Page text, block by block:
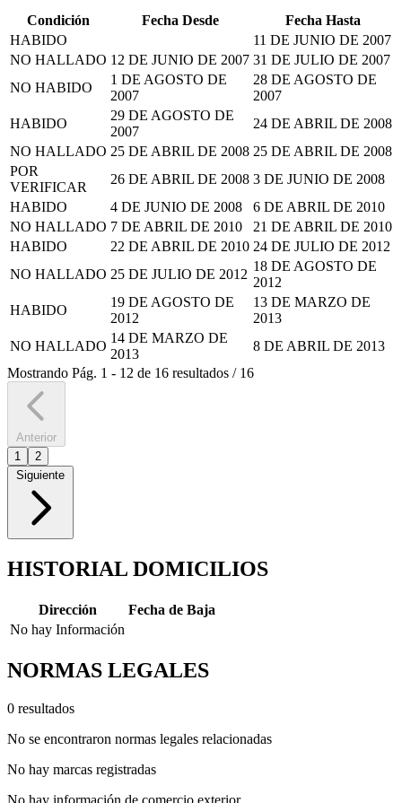
Condición Fecha Desde
Fecha Hasta
HABIDO
11 DE JUNIO DE 2007
NO HALLADO 12 DE JUNIO DE 2007 31 DE JULIO DE 2007
NO HABIDO
1 DE AGOSTO DE
2007
28 DE AGOSTO DE
2007
HABIDO
29 DE AGOSTO DE
2007
24 DE ABRIL DE 2008
NO HALLADO 25 DE ABRIL DE 2008 25 DE ABRIL DE 2008
POR
VERIFICAR
26 DE ABRIL DE 2008 3 DE JUNIO DE 2008
HABIDO
4 DE JUNIO DE 2008
6 DE ABRIL DE 2010
NO HALLADO 7 DE ABRIL DE 2010
21 DE ABRIL DE 2010
HABIDO
22 DE ABRIL DE 2010 24 DE JULIO DE 2012
NO HALLADO 25 DE JULIO DE 2012
18 DE AGOSTO DE
2012
HABIDO
19 DE AGOSTO DE
2012
13 DE MARZO DE
2013
NO HALLADO
14 DE MARZO DE
2013
8 DE ABRIL DE 2013
Mostrando Pág. 1 - 12 de 16 resultados / 16
Anterior
1
2
Siguiente
HISTORIAL DOMICILIOS
Dirección
Fecha de Baja
No hay Información
NORMAS LEGALES
0 resultados
No se encontraron normas legales relacionadas
No hay marcas registradas
No hay información de comercio exterior